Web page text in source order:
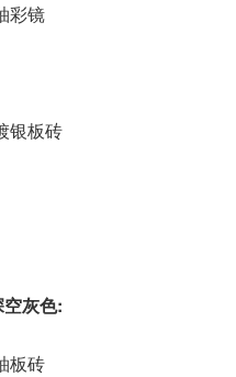
彩镜
银板砖
灰色:
板砖